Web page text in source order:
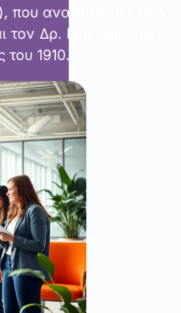
που αναπτύχθηκε από
τον Δρ. Ken Blanchard
του 1910.